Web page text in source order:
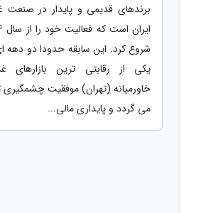
برندهای قدیمی و پایدار در صنعت
شروع کرد. این سابقه حدودا دو دهه
یکی از رقابتی ترین بازارهای
خاورمیانه (تهران) موفقیت چشمگیری
می گردد و پایداری مالی...